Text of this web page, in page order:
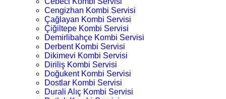
Cengizhan Kombi Servisi
Çağlayan Kombi Servisi
Çiğiltepe Kombi Servisi
Demirlibahçe Kombi Servisi
Derbent Kombi Servisi
Dikimevi Kombi Servisi
Diriliş Kombi Servisi
Doğukent Kombi Servisi
Dostlar Kombi Servisi
Durali Alıç Kombi Servisi